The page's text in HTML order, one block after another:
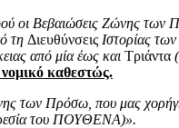
οι Βεβαιώσεις Ζώνης των
τη Διευθύνσεις Ιστορίας
από μία έως και Τριάντα
καθεστώς.
των Πρόσω, που μας
του ΠΟΥΘΕΝΑ)».